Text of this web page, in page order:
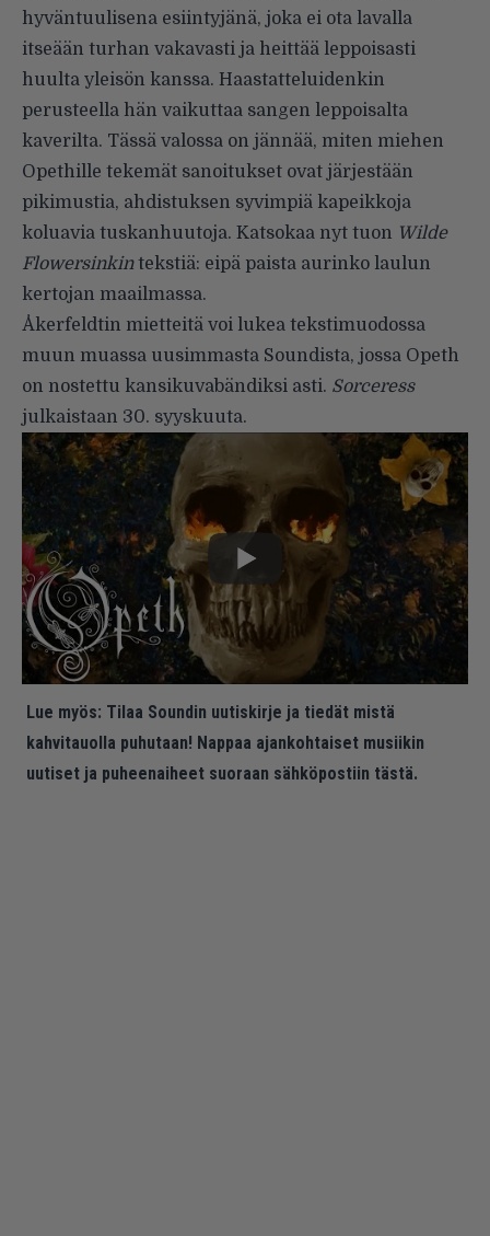
hyväntuulisena esiintyjänä, joka ei ota lavalla
itseään turhan vakavasti ja heittää leppoisasti
huulta yleisön kanssa. Haastatteluidenkin
perusteella hän vaikuttaa sangen leppoisalta
kaverilta. Tässä valossa on jännää, miten miehen
Opethille tekemät sanoitukset ovat järjestään
pikimustia, ahdistuksen syvimpiä kapeikkoja
koluavia tuskanhuutoja. Katsokaa nyt tuon Wilde
Flowersinkintekstiä: eipä paista aurinko laulun
kertojan maailmassa.
Åkerfeldtin mietteitä voi lukea tekstimuodossa
muun muassa uusimmasta Soundista, jossa Opeth
on nostettu kansikuvabändiksi asti. Sorceress
julkaistaan 30. syyskuuta.
Lue myös: Tilaa Soundin uutiskirje ja tiedät mistä
kahvitauolla puhutaan! Nappaa ajankohtaiset musiikin
uutiset ja puheenaiheet suoraan sähköpostiin tästä.